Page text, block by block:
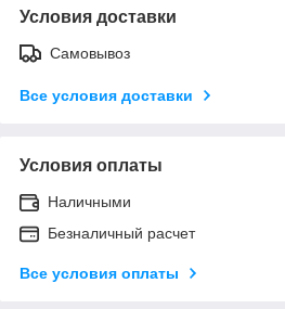
Условия доставки
Самовывоз
Все условия доставки
Условия оплаты
Наличными
Безналичный расчет
Все условия оплаты